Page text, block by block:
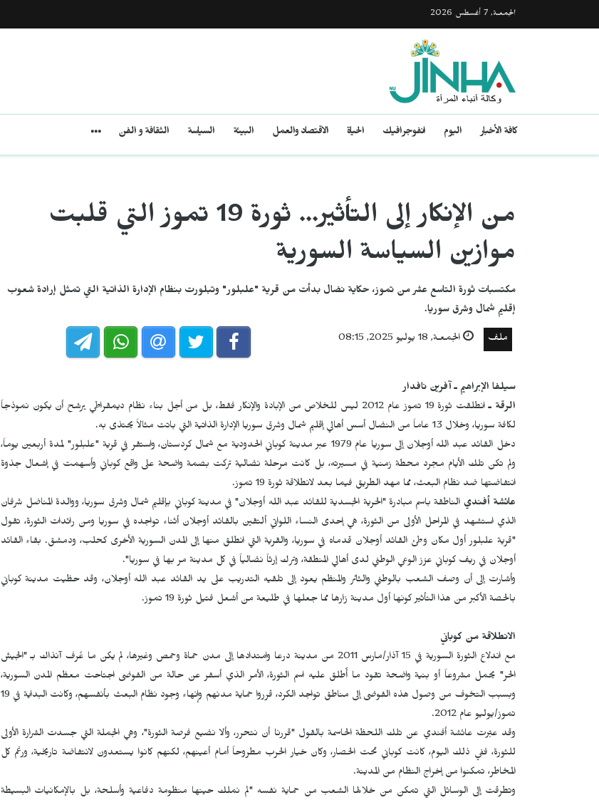
الجمعـة, 7 أغسطس 2026
كافة الأخبار اليوم انفوجرافيك الحياة الاقتصاد والعمل البيئة السياسة الثقافة و الفن
من الإنكار إلى التأثير... ثورة 19 تموز التي قلبت
موازين السياسة السورية
مكتسبات ثورة التاسع عشر من تموز، حكاية نضال بدأت من قرية "علبلور" وتبلورت بنظام الإدارة الذاتية التي تمثل إرادة شعوب
إقليم شمال وشرق سوريا.
ملف الجمعـة, 18 يوليو 2025, 08:15
سيلفا الإبراهيم ـ آفرين نافدار
الرقة ـ
انطلقت ثورة 19 تموز عام 2012 ليس للخلاص من الإبادة والإنكار فقط، بل من أجل بناء نظام ديمقراطي يرشح أن يكون نموذجاً
لكافة سوريا، وخلال 13 عاماً من النضال أسس أهالي إقليم شمال وشرق سوريا الإدارة الذاتية التي باتت مثالاً يحتذى به.
دخل القائد عبد الله أوجلان إلى سوريا عام 1979 عبر مدينة كوباني الحدودية مع شمال كردستان، واستقر في قرية "علبلور" لمدة أربعين يوماً،
ولم تكن تلك الأيام مجرد محطة زمنية في مسيرته، بل كانت مرحلة نضالية تركت بصمة واضحة على واقع كوباني وأسهمت في إشعال جذوة
انتفاضتها ضد نظام البعث، مما مهد الطريق فيما بعد لانطلاقة ثورة 19 تموز.
عائشة أفندي الناطقة باسم مبادرة "الحرية الجسدية للقائد عبد الله أوجلان" في مدينة كوباني بإقليم شمال وشرق سوريا، ووالدة المناضل شرفان
الذي استشهد في المراحل الأولى من الثورة، هي إحدى النساء اللواتي ألتقين بالقائد أوجلان أثناء تواجده في سوريا ومن رائدات الثورة، تقول
"قرية علبلور أول مكان وطئ القائد أوجلان قدماه في سوريا، والقرية التي انطلق منها إلى المدن السورية الأخرى كحلب، ودمشق. بقاء القائد
أوجلان في ريف كوباني عزز الوعي الوطني لدى أهالي المنطقة، وترك إرثاً نضالياً في كل مدينة مر بها في سوريا".
وأشارت إلى أن وصف الشعب بالوطني والثائر والمنظم يعود إلى تلقيه التدريب على يد القائد عبد الله أوجلان، وقد حظيت مدينة كوباني
بالحصة الأكبر من هذا التأثير كونها أول مدينة زارها مما جعلها في طليعة من أشعل فتيل ثورة 19 تموز.
الانطلاقة من كوباني
مع اندلاع الثورة السورية في 15 آذار/مارس 2011 من مدينة درعا وامتدادها إلى مدن حماة وحمص وغيرها، لم يكن ما عُرف آنذاك بـ "الجيش
الحر" يحمل مشروعاً أو بنية واضحة تقود ما أُطلق عليه اسم الثورة، الأمر الذي أسفر عن حالة من الفوضى اجتاحت معظم المدن السورية،
وبسبب التخوف من وصول هذه الفوضى إلى مناطق تواجد الكرد، قرروا حماية مدنهم وإنهاء وجود نظام البعث بأنفسهم، وكانت البداية في 19
تموز/يوليو عام 2012.
وقد عبّرت عائشة أفندي عن تلك اللحظة الحاسمة بالقول "قررنا أن نتحرر، وألا نضيع فرصة الثورة"، وهي الجملة التي جسدت الشرارة الأولى
للثورة، ففي ذلك اليوم، كانت كوباني تحت الحصار، وكان خيار الحرب مطروحاً أمام أعينهم، لكنهم كانوا يستعدون لانتفاضة تاريخية، ورغم كل
المخاطر، تمكنوا من إخراج النظام من المدينة.
وتطرقت إلى الوسائل التي تمكن من خلالها الشعب من حماية نفسه "لم نملك حينها منظومة دفاعية وأسلحة، بل بالإمكانيات البسيطة